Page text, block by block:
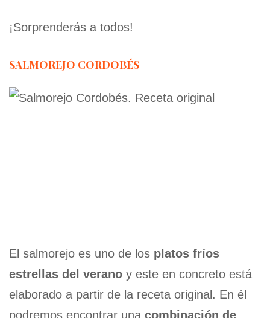
¡Sorprenderás a todos!
SALMOREJO CORDOBÉS
El salmorejo es uno de los platos fríos
estrellas del verano y este en concreto está
elaborado a partir de la receta original. En él
podremos encontrar una combinación de